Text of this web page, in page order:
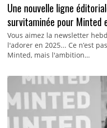
Une nouvelle ligne
survitaminée pour Minted
Vous aimez la newsletter
l'adorer en 2025... Ce n’est
Minted, mais l'ambition…